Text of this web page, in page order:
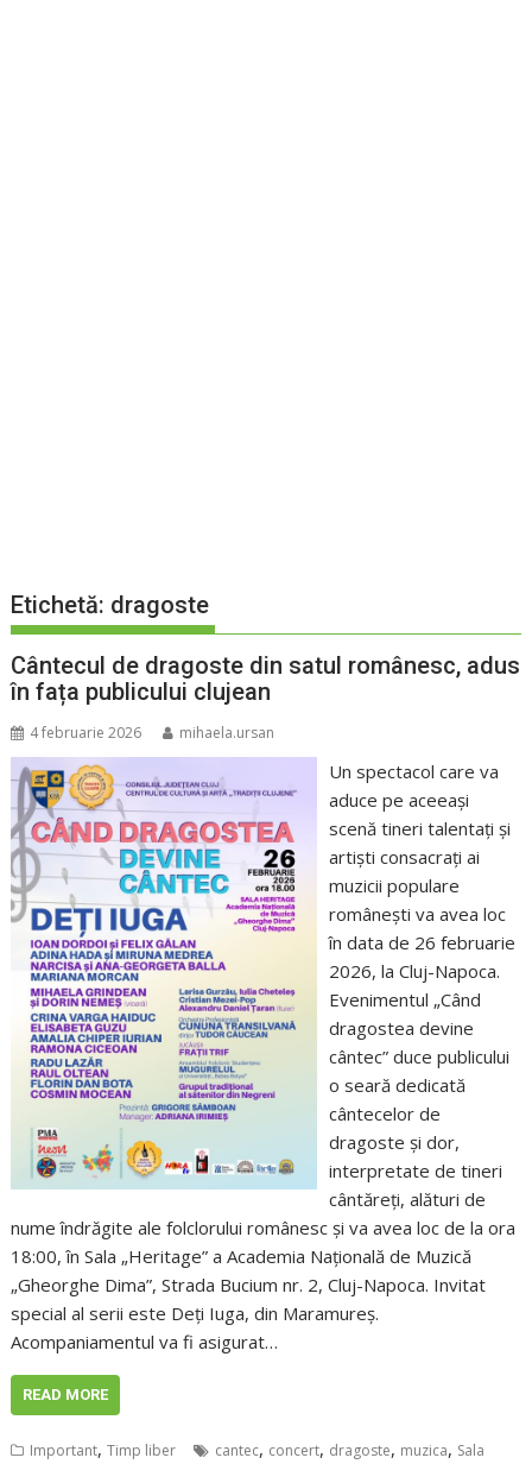
Etichetă: dragoste
Cântecul de dragoste din satul românesc, adus
în fața publicului clujean
4 februarie 2026 mihaela.ursan
Un spectacol care va
aduce pe aceeași
scenă tineri talentați și
artiști consacrați ai
muzicii populare
românești va avea loc
în data de 26 februarie
2026, la Cluj-Napoca.
Evenimentul „Când
dragostea devine
cântec” duce publicului
o seară dedicată
cântecelor de
dragoste și dor,
interpretate de tineri
cântăreți, alături de
nume îndrăgite ale folclorului românesc și va avea loc de la ora
18:00, în Sala „Heritage” a Academia Națională de Muzică
„Gheorghe Dima”, Strada Bucium nr. 2, Cluj-Napoca. Invitat
special al serii este Deți Iuga, din Maramureș.
Acompaniamentul va fi asigurat…
READ MORE
Important,Timp liber cantec, concert, dragoste, muzica, Sala